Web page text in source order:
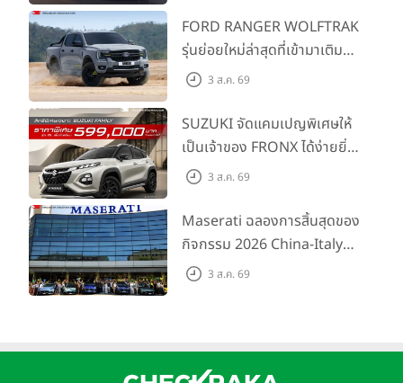
FORD RANGER WOLFTRAK
รุ่นย่อยใหม่ล่าสุดที่เข้ามาเติม
เต็มไลน์อัป พร้อมตอบโจทย์ทุก
พร้อมลุย ด้วยราคาพิเศษเริ่ม
ต้นที่ 9.49 แสนบาท
3 ส.ค. 69
SUZUKI จัดแคมเปญพิเศษให้
เป็นเจ้าของ FRONX ได้ง่ายยิ่ง
ขึ้นสำหรับรุ่น GL ราคาพิเศษ
200 คัน พร้อมข้อเสนอสุดคุ้ม
3 ส.ค. 69
Maserati ฉลองการสิ้นสุดของ
กิจกรรม 2026 China-Italy
Grand Tour ณ สำนักงาน
3 ส.ค. 69